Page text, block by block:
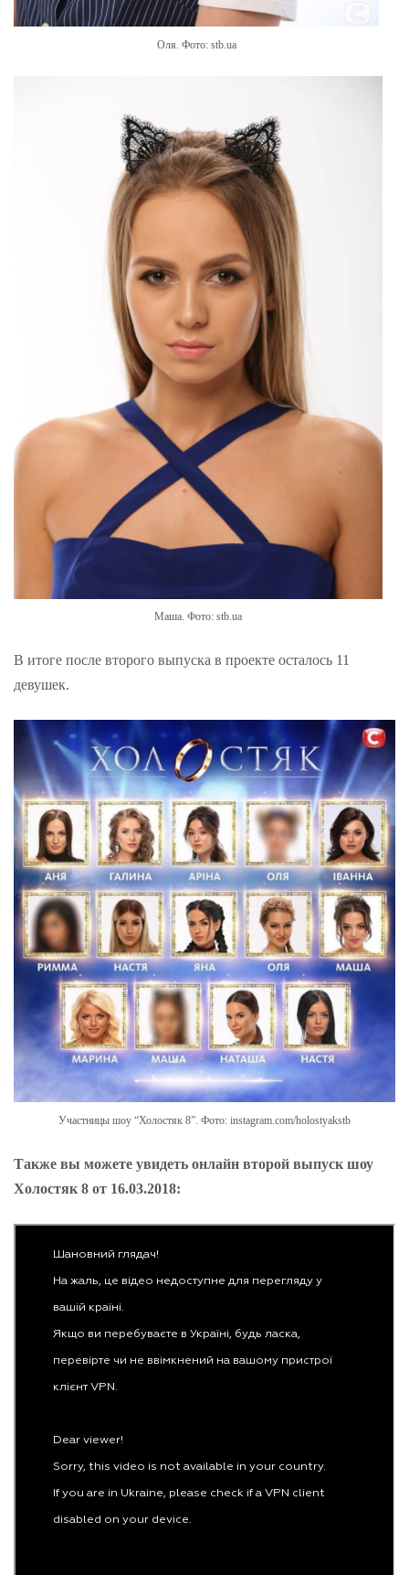
Оля. Фото: stb.ua
Маша. Фото: stb.ua
В итоге после второго выпуска в проекте осталось 11
девушек.
Участницы шоу “Холостяк 8”. Фото: instagram.com/holostyakstb
Также вы можете увидеть онлайн второй выпуск шоу
Холостяк 8 от 16.03.2018: